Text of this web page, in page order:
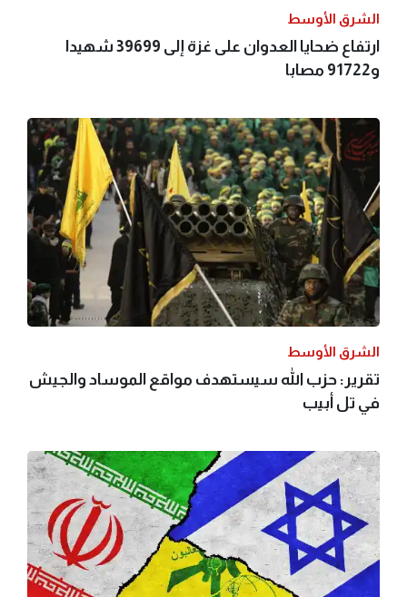
الشرق الأوسط
ارتفاع ضحايا العدوان على غزة إلى 39699 شهيدا
و91722 مصابا
الشرق الأوسط
تقرير: حزب الله سيستهدف مواقع الموساد والجيش
في تل أبيب